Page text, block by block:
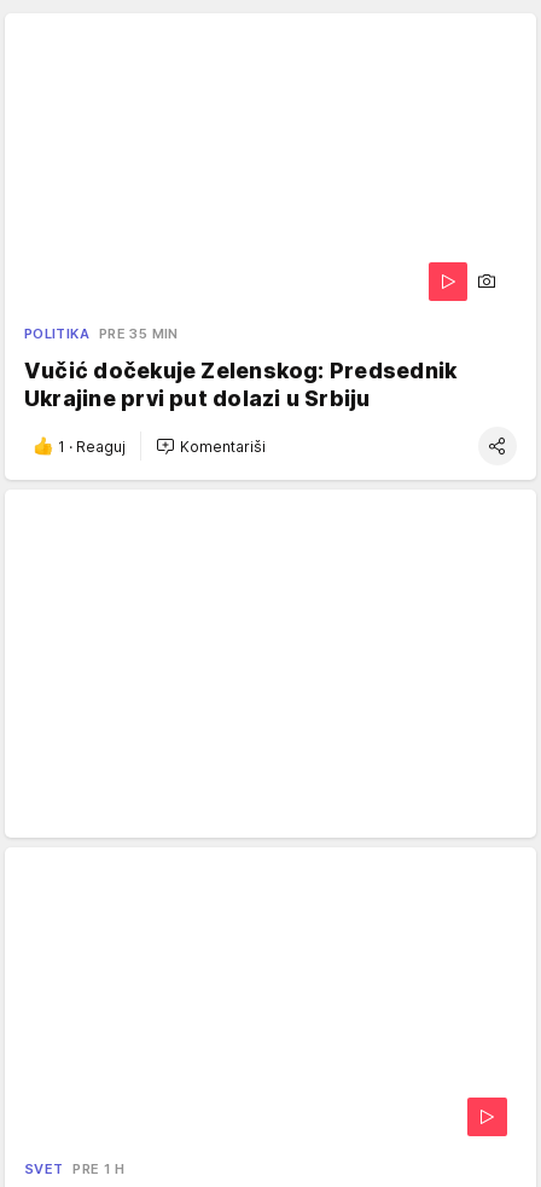
POLITIKA PRE 35 MIN
Vučić dočekuje Zelenskog: Predsednik
Ukrajine prvi put dolazi u Srbiju
1 · Reaguj Komentariši
SVET PRE 1 H